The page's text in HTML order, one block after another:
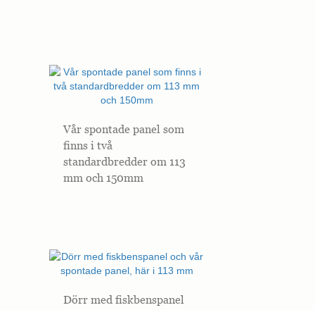
Vår spontade panel som
finns i två
standardbredder om 113
mm och 150mm
Dörr med fiskbenspanel